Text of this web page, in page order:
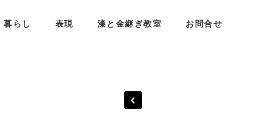
暮らし 表現 漆と金継ぎ教室 お問合せ